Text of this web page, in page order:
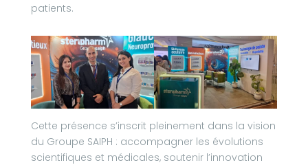
patients.
Cette présence s’inscrit pleinement dans la vision
du Groupe SAIPH : accompagner les évolutions
scientifiques et médicales, soutenir l’innovation